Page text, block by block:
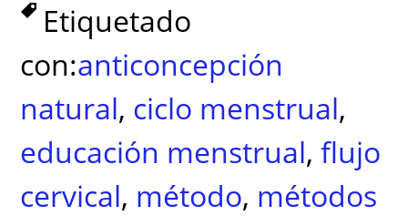
Etiquetado
con:anticoncepción
natural, ciclo menstrual,
educación menstrual,flujo
cervical, método, métodos